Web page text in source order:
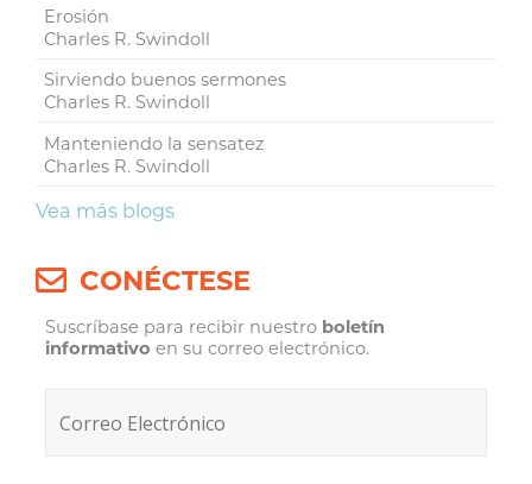
Erosión
Charles R. Swindoll
Sirviendo buenos sermones
Charles R. Swindoll
Manteniendo la sensatez
Charles R. Swindoll
Vea más blogs
CONÉCTESE
Suscríbase para recibir nuestro boletín
informativo en su correo electrónico.